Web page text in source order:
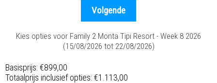
Kies opties voor Family 2 Monta Tipi Resort - Week 8 2026
(15/08/2026 tot 22/08/2026)
Basisprijs:€899,00
Totaalprijs inclusief opties:€1.113,00